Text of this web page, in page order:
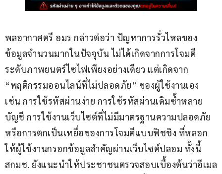
พลอากาศตรี อมร กล่าวต่อว่า ปัญหาการรั่วไหลของ
ข้อมูลจำนวนมากในปัจจุบัน ไม่ได้เกิดจากการโจมตี
ระดับภาพยนตร์ไซไฟเพียงอย่างเดียว แต่เกิดจาก
“พฤติกรรมออนไลน์ที่ไม่ปลอดภัย” ของผู้ใช้งานเอง
เช่น การใช้รหัสผ่านง่าย การใช้รหัสผ่านเดิมซ้ำหลาย
บัญชี การใช้งานเว็บไซต์ที่ไม่มีมาตรฐานความปลอดภัย
หรือการตกเป็นเหยื่อของการโจมตีแบบฟิชชิง ที่หลอก
ให้ผู้ใช้งานกรอกข้อมูลสำคัญผ่านเว็บไซต์ปลอม ทั้งนี้
สกมช. ยังแนะนำให้ประชาชนตรวจสอบเบื้องต้นว่าอีเมล